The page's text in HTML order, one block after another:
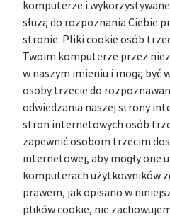
komputerze i
służą do rozpoznania Ciebie
stronie. Pliki cookie osób
Twoim komputerze przez
w naszym imieniu i mogą być
osoby trzecie do
odwiedzania naszej strony
stron internetowych osób
zapewnić osobom trzecim
internetowej, aby mogły one
komputerach użytkowników
prawem, jak opisano w
plików cookie, nie